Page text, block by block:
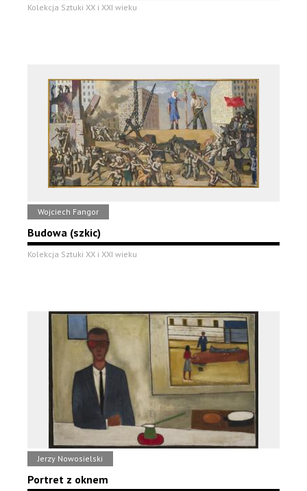
Kolekcja Sztuki XX i XXI wieku
Wojciech Fangor
Budowa (szkic)
Kolekcja Sztuki XX i XXI wieku
Jerzy Nowosielski
Portret z oknem